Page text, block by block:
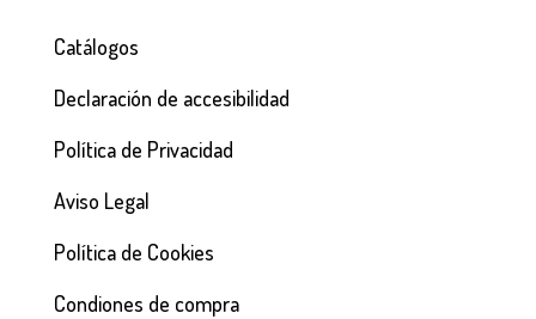
Catálogos
Declaración de accesibilidad
Política de Privacidad
Aviso Legal
Política de Cookies
Condiones de compra